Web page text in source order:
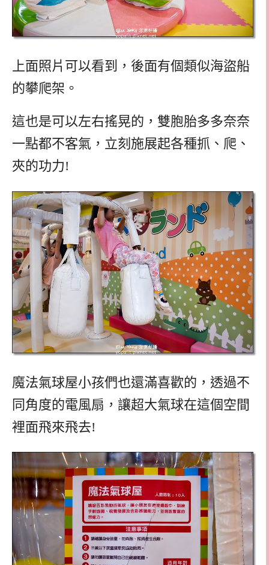
上面照片可以看到，後面有個類似海盜船
的攀爬架。
這也是可以左右搖晃的，雙胞胎多多奈奈
一點都不客氣，立刻施展起各種抓、爬、
夾的功力!
魔法氣球屋小孩們也還滿喜歡的，透過不
同角度的電風扇，讓超大氣球在這個空間
裡面飛來飛去!